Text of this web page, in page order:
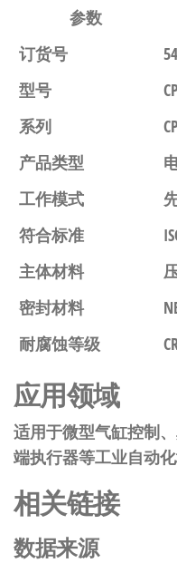
参数
订货号
型号
系列
产品类型
工作模式
符合标准
主体材料
密封材料
耐腐蚀等级
应用领域
适用于微型气缸控制
端执行器等工业自动化
相关链接
数据来源